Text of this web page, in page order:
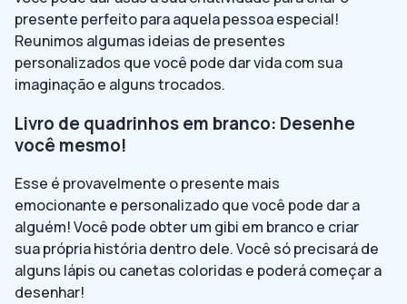
presente perfeito para aquela pessoa especial!
Reunimos algumas ideias de presentes
personalizados que você pode dar vida com sua
imaginação e alguns trocados.
Livro de quadrinhos em branco: Desenhe
você mesmo!
Esse é provavelmente o presente mais
emocionante e personalizado que você pode dar a
alguém! Você pode obter um gibi em branco e criar
sua própria história dentro dele. Você só precisará de
alguns lápis ou canetas coloridas e poderá começar a
desenhar!